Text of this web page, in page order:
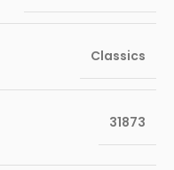
Classics
31873